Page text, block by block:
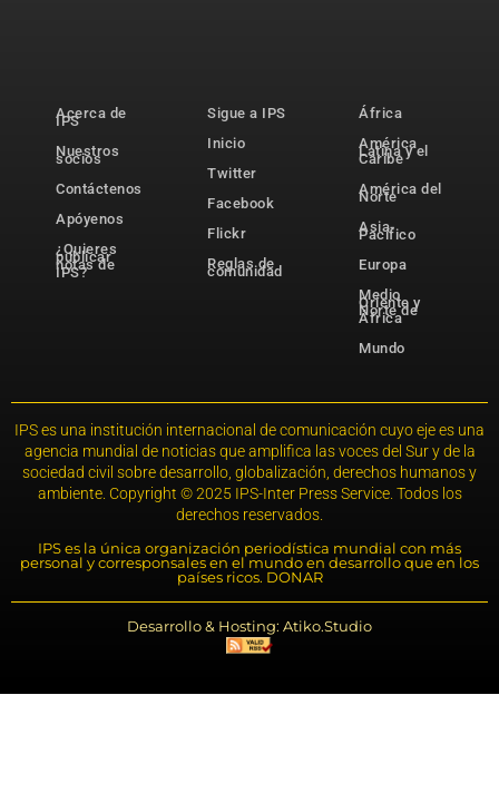
Acerca de
IPS
Nuestros
socios
Contáctenos
Apóyenos
¿Quieres
publicar
notas de
IPS?
Sigue a IPS
Inicio
Twitter
Facebook
Flickr
Reglas de
comunidad
África
América
Latina y el
Caribe
América del
Norte
Asia-
Pacífico
Europa
Medio
Oriente y
Norte de
África
Mundo
IPS es una institución internacional de comunicación cuyo eje es una
agencia mundial de noticias que amplifica las voces del Sur y de la
sociedad civil sobre desarrollo, globalización, derechos humanos y
ambiente. Copyright © 2025 IPS-Inter Press Service. Todos los
derechos reservados.
IPS es la única organización periodística mundial con más
personal y corresponsales en el mundo en desarrollo que en los
países ricos. DONAR
Desarrollo & Hosting: Atiko.Studio